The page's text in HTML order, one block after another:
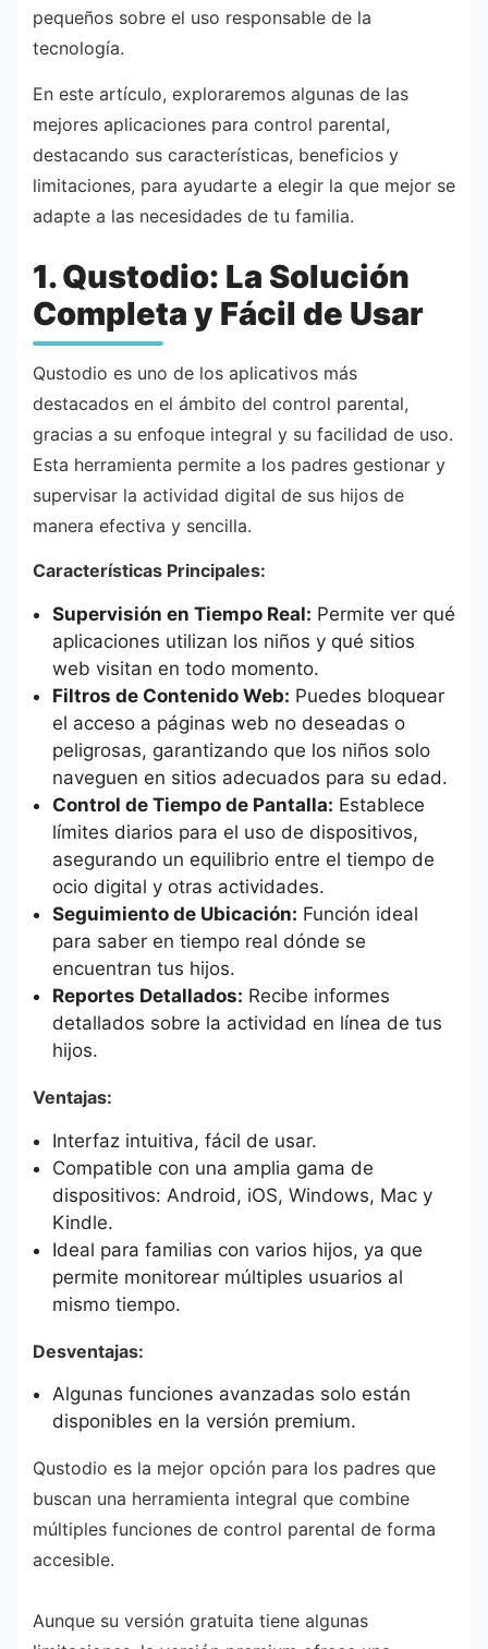
pequeños sobre el uso responsable de la
tecnología.
En este artículo, exploraremos algunas de las
mejores aplicaciones para control parental,
destacando sus características, beneficios y
limitaciones, para ayudarte a elegir la que mejor se
adapte a las necesidades de tu familia.
1. Qustodio: La Solución
Completa y Fácil de Usar
Qustodio es uno de los aplicativos más
destacados en el ámbito del control parental,
gracias a su enfoque integral y su facilidad de uso.
Esta herramienta permite a los padres gestionar y
supervisar la actividad digital de sus hijos de
manera efectiva y sencilla.
Características Principales:
Supervisión en Tiempo Real: Permite ver qué
aplicaciones utilizan los niños y qué sitios
web visitan en todo momento.
Filtros de Contenido Web: Puedes bloquear
el acceso a páginas web no deseadas o
peligrosas, garantizando que los niños solo
naveguen en sitios adecuados para su edad.
Control de Tiempo de Pantalla: Establece
límites diarios para el uso de dispositivos,
asegurando un equilibrio entre el tiempo de
ocio digital y otras actividades.
Seguimiento de Ubicación: Función ideal
para saber en tiempo real dónde se
encuentran tus hijos.
Reportes Detallados: Recibe informes
detallados sobre la actividad en línea de tus
hijos.
Ventajas:
Interfaz intuitiva, fácil de usar.
Compatible con una amplia gama de
dispositivos: Android, iOS, Windows, Mac y
Kindle.
Ideal para familias con varios hijos, ya que
permite monitorear múltiples usuarios al
mismo tiempo.
Desventajas:
Algunas funciones avanzadas solo están
disponibles en la versión premium.
Qustodio es la mejor opción para los padres que
buscan una herramienta integral que combine
múltiples funciones de control parental de forma
accesible.
Aunque su versión gratuita tiene algunas